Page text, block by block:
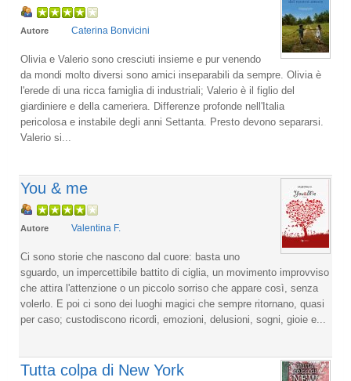
Autore Caterina Bonvicini
Olivia e Valerio sono cresciuti insieme e pur venendo
da mondi molto diversi sono amici inseparabili da sempre. Olivia è
l'erede di una ricca famiglia di industriali; Valerio è il figlio del
giardiniere e della cameriera. Differenze profonde nell'Italia
pericolosa e instabile degli anni Settanta. Presto devono separarsi.
Valerio si...
You & me
Autore Valentina F.
Ci sono storie che nascono dal cuore: basta uno
sguardo, un impercettibile battito di ciglia, un movimento improvviso
che attira l'attenzione o un piccolo sorriso che appare così, senza
volerlo. E poi ci sono dei luoghi magici che sempre ritornano, quasi
per caso; custodiscono ricordi, emozioni, delusioni, sogni, gioie e...
Tutta colpa di New York